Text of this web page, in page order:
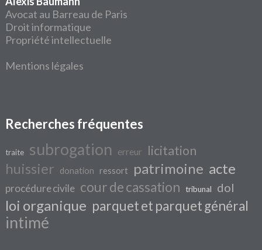
Avocat au Barreau de Paris
Droit informatique
Propriété intellectuelle
Mentions légales
Recherches fréquentes
traite subrogation erreur licitation
huissier donation ressort patrimoine acte
procédure civile cour de cassation tribunal dol
loi organique parquet et parquet général
intimé